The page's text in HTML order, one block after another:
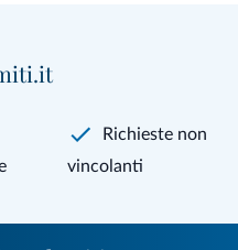
Richieste non
vincolanti